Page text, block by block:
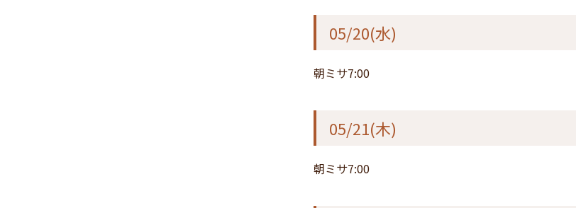
05/20(水)
朝ミサ7:00
05/21(木)
朝ミサ7:00